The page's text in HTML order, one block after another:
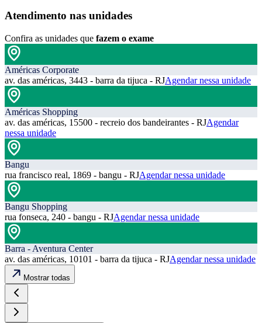
Atendimento nas unidades
Confira as unidades que fazem o exame
Américas Corporate
av. das américas, 3443 - barra da tijuca - RJAgendar nessa unidade
Américas Shopping
av. das américas, 15500 - recreio dos bandeirantes - RJAgendar
nessa unidade
Bangu
rua francisco real, 1869 - bangu - RJAgendar nessa unidade
Bangu Shopping
rua fonseca, 240 - bangu - RJAgendar nessa unidade
Barra - Aventura Center
av. das américas, 10101 - barra da tijuca - RJAgendar nessa unidade
Mostrar todas